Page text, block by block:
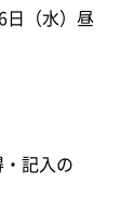
日（水）昼
記入の